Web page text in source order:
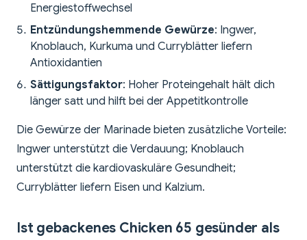
Energiestoffwechsel
Entzündungshemmende Gewürze: Ingwer,
Knoblauch, Kurkuma und Curryblätter liefern
Antioxidantien
Sättigungsfaktor: Hoher Proteingehalt hält dich
länger satt und hilft bei der Appetitkontrolle
Die Gewürze der Marinade bieten zusätzliche Vorteile:
Ingwer unterstützt die Verdauung; Knoblauch
unterstützt die kardiovaskuläre Gesundheit;
Curryblätter liefern Eisen und Kalzium.
Ist gebackenes Chicken 65 gesünder als